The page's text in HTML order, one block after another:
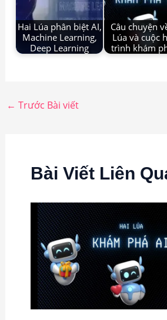
Hai Lúa phân biệt AI,
Machine Learning,
Deep Learning
Câu chuyện
Lúa và cuộc
trình khám
← Trước Bài viết
Bài Viết Liên